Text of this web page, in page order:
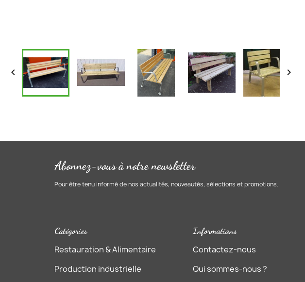
 
Abonnez-vous à notre newsletter
Pour être tenu informé de nos actualités, nouveautés, sélections et promotions.
Catégories
Restauration & Alimentaire
Production industrielle
Informations
Contactez-nous
Qui sommes-nous ?